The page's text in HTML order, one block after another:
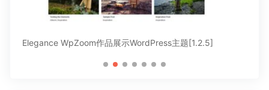
Elegance WpZoom作品展示WordPress主题[1.2.5]